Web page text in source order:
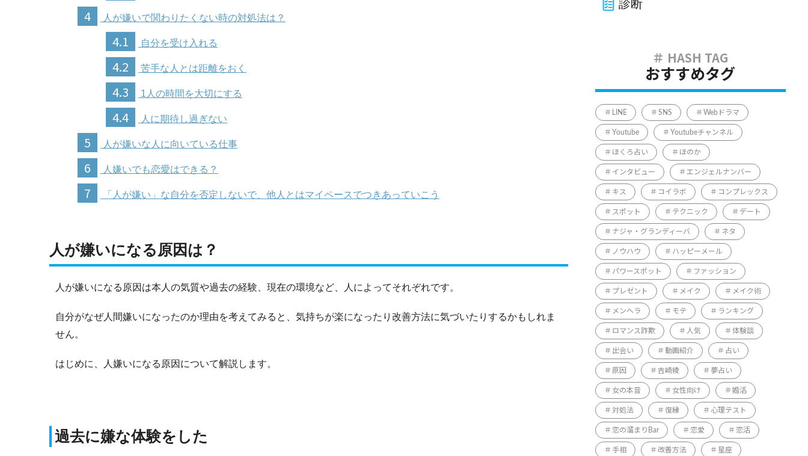
4 人が嫌いで関わりたくない時の対処法は？
4.1 自分を受け入れる
4.2 苦手な人とは距離をおく
4.3 1人の時間を大切にする
4.4 人に期待し過ぎない
5 人が嫌いな人に向いている仕事
6 人嫌いでも恋愛はできる？
7 「人が嫌い」な自分を否定しないで、他人とはマイペースでつきあっていこう
人が嫌いになる原因は？
人が嫌いになる原因は本人の気質や過去の経験、現在の環境など、人によってそれぞれです。
自分がなぜ人間嫌いになったのか理由を考えてみると、気持ちが楽になったり改善方法に気づいたりするかもしれま
せん。
はじめに、人嫌いになる原因について解説します。
過去に嫌な体験をした
診断
おすすめタグ
LINE SNS Webドラマ
Youtube Youtubeチャンネル
ほくろ占い ほのか
インタビュー エンジェルナンバー
キス コイラボ コンプレックス
スポット テクニック デート
ナジャ・グランディーバ ネタ
ノウハウ ハッピーメール
パワースポット ファッション
プレゼント メイク メイク術
メンヘラ モテ ランキング
ロマンス詐欺 人気 体験談
出会い 動画紹介 占い
原因 吉崎綾 夢占い
女の本音 女性向け 婚活
対処法 復縁 心理テスト
恋の溜まりBar 恋愛 恋活
手相 改善方法 星座